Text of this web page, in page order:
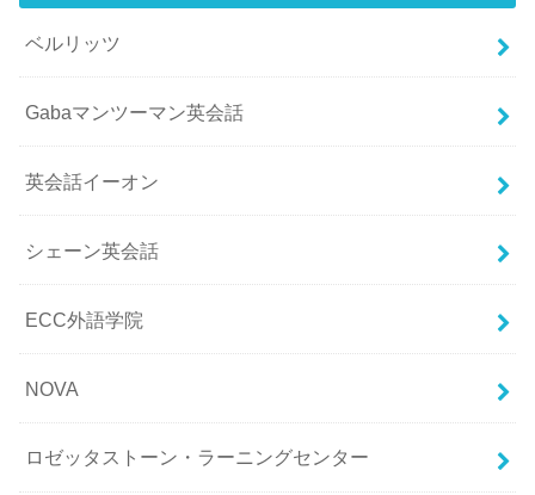
ベルリッツ
Gabaマンツーマン英会話
英会話イーオン
シェーン英会話
ECC外語学院
NOVA
ロゼッタストーン・ラーニングセンター